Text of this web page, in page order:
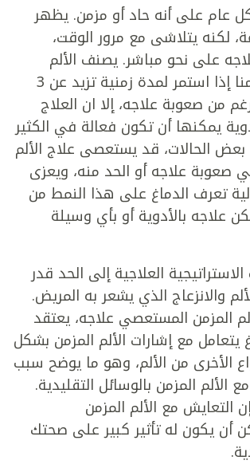
عام على أنه حاد أو مزمن. يظهر
لكنه يتلاشى مع مرور الوقت،
على نحو مباشر. يصنف الألم
باعتباره ألما مزمنا إذا استمر لمدة زمنية تزيد عن 3
من صعوبة علاجه، إلا ان العلاج
يمكنها أن تكون فعالة في الكثير
الحالات، قد يستعصى علاج الألم
صعوبة علاجه أو الحد منه، ويعزى
تعرف الدماغ على هذا النمط من
علاجه بالأدوية أو بأي وسيلة
العلاجية إلى الحد قدر
والانزعاج الذي يشعر به المريض.
المزمن المستعصي علاجه، يعتقد
يتعامل مع إشارات الألم المزمن بشكل
الأخرى من الألم، وهو ما يوضح سبب
الألم المزمن بالوسائل التقليدية.
التعايش مع الألم المزمن
أن يكون له تأثير كبير على صحتك